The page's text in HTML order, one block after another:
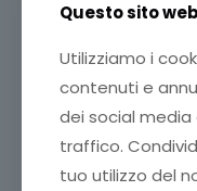
Questo sito
Utilizziamo i
contenuti e
dei social media
traffico.
tuo utilizzo del